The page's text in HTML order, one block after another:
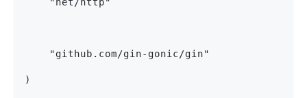
    "net/http"
    "github.com/gin-gonic/gin"
)